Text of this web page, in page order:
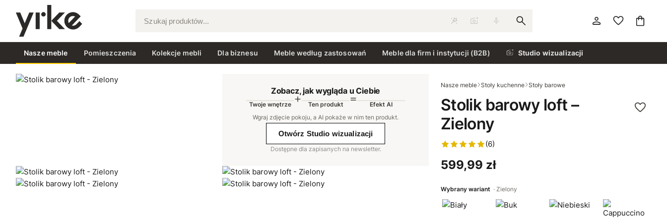
Szukaj produktów...
Nasze meble Pomieszczenia Kolekcje mebli Dla biznesu Meble według zastosowań Meble dla firm i instytucji (B2B) Studio wizualizacji
Zobacz, jak wygląda u Ciebie
Twoje wnętrze Ten produkt
Efekt AI
Wgraj zdjęcie pokoju, a AI pokaże w nim ten produkt.
Otwórz Studio wizualizacji
Dostępne dla zapisanych na newsletter.
Nasze meble Stoły kuchenne Stoły barowe
Stolik barowy loft –
Zielony
(6)
599,99 zł
Wybrany wariant Zielony